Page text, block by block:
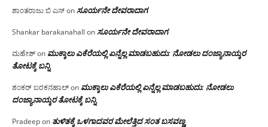
ಶಾಂತರಾಜು ಬಿ ಎಸ್onಸೂರ್ಯನೇ ದೇವರಾದಾಗ
Shankar barakanahall onಸೂರ್ಯನೇ ದೇವರಾದಾಗ
ಮಹೇಶ್on ಮುಕ್ಕಾಲು ಎಕೆರೆಯಲ್ಲಿ ಏನ್ನೆಲ್ಲ‌ ಮಾಡಬಹುದು: ನೋಡಲು ದಂಜ್ಯಾನಾಯ್ಕರ
ತೋಟಕ್ಕೆ ಬನ್ನಿ
ಶಂಕರ್ ಬರಕನಹಾಲ್on ಮುಕ್ಕಾಲು ಎಕೆರೆಯಲ್ಲಿ ಏನ್ನೆಲ್ಲ‌ ಮಾಡಬಹುದು: ನೋಡಲು
ದಂಜ್ಯಾನಾಯ್ಕರ ತೋಟಕ್ಕೆ ಬನ್ನಿ
Pradeepon ತುಳಿತಕ್ಕೆ ಒಳಗಾದವರ ಮೇಲೆತ್ತಿದ ಸಂತ ಬಸವಣ್ಣ